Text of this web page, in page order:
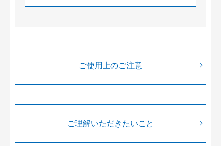
ご使用上のご注意
ご理解いただきたいこと